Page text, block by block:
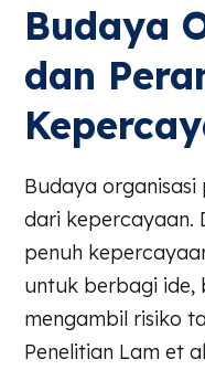
Budaya
dan
Budaya
dari kepercayaan.
penuh
untuk berbagi ide,
mengambil risiko
Penelitian Lam et